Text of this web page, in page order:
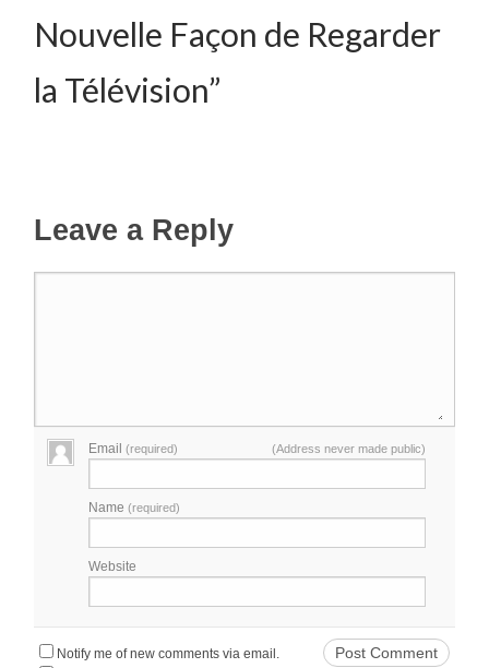
Nouvelle Façon de Regarder
la Télévision”
Leave a Reply
Email(required) (Address never made public)
Name(required)
Website
Notify me of new comments via email.